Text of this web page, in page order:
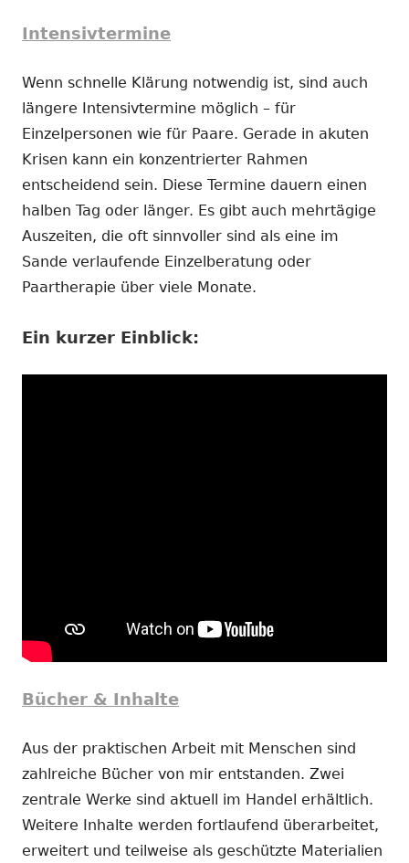
Intensivtermine
Wenn schnelle Klärung notwendig ist, sind auch
längere Intensivtermine möglich – für
Einzelpersonen wie für Paare. Gerade in akuten
Krisen kann ein konzentrierter Rahmen
entscheidend sein. Diese Termine dauern einen
halben Tag oder länger. Es gibt auch mehrtägige
Auszeiten, die oft sinnvoller sind als eine im
Sande verlaufende Einzelberatung oder
Paartherapie über viele Monate.
Ein kurzer Einblick:
Bücher & Inhalte
Aus der praktischen Arbeit mit Menschen sind
zahlreiche Bücher von mir entstanden. Zwei
zentrale Werke sind aktuell im Handel erhältlich.
Weitere Inhalte werden fortlaufend überarbeitet,
erweitert und teilweise als geschützte Materialien